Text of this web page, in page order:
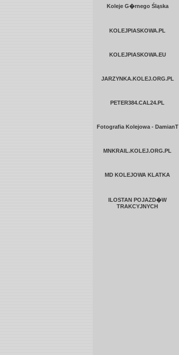
Koleje G�rnego Śląska
KOLEJPIASKOWA.PL
KOLEJPIASKOWA.EU
JARZYNKA.KOLEJ.ORG.PL
PETER384.CAL24.PL
Fotografia Kolejowa - DamianT
MNKRAIL.KOLEJ.ORG.PL
MD KOLEJOWA KLATKA
ILOSTAN POJAZD�W
TRAKCYJNYCH